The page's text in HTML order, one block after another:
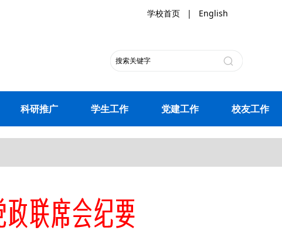
学校首页 | English
科研推广 学生工作 党建工作 校友工作